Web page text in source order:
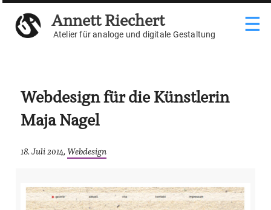
Weiter
zum
Inhalt
Annett Riechert
Atelier für analoge und digitale Gestaltung ☰
Webdesign für die Künstlerin
Maja Nagel
18. Juli 2014, Webdesign